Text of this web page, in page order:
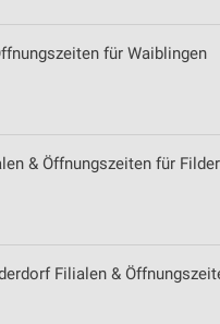
für Waiblingen
& Öffnungszeiten für
Filialen &